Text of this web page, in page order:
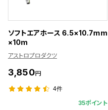
ソフトエアホース 6.5×10.7mm
×10m
アストロプロダクツ
3,850円
4件
35ポイント